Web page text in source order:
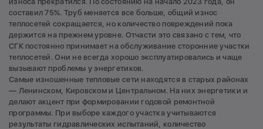
составил 75%. Труб меняется все больше, общий износ
теплосетей сокращается, но количество повреждений пока
держится на прежнем уровне. Отчасти это связано с тем, что
СГК постоянно принимает на обслуживание сторонние участки
теплосетей. Они не всегда хорошо эксплуатировались и чаще
вызывают проблемы у энергетиков.
Самые изношенные тепловые сети находятся в старых районах
— Ленинском, Кировском и Центральном. На них энергетики и
делают акцент при формировании годовой ремонтной
программы. При выборе каждого участка учитываются
результаты гидравлических испытаний, количество